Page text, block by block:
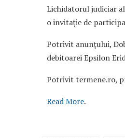
Lichidatorul judiciar
o invitație de
Potrivit anunțului,
debitoarei Epsilon
Potrivit termene.ro,
Read More.